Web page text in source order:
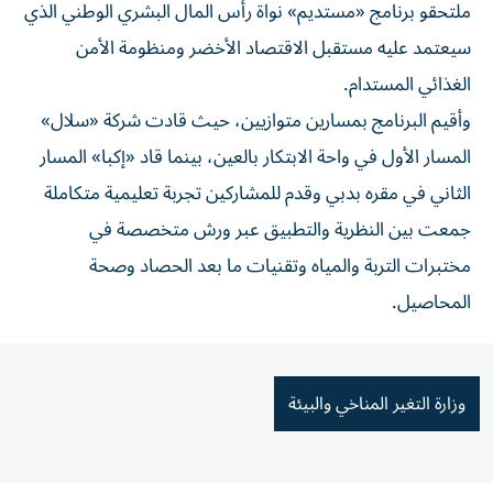
ملتحقو برنامج «مستديم» نواة رأس المال البشري الوطني الذي
سيعتمد عليه مستقبل الاقتصاد الأخضر ومنظومة الأمن
الغذائي المستدام.
وأقيم البرنامج بمسارين متوازيين، حيث قادت شركة «سلال»
المسار الأول في واحة الابتكار بالعين، بينما قاد «إكبا» المسار
الثاني في مقره بدبي وقدم للمشاركين تجربة تعليمية متكاملة
جمعت بين النظرية والتطبيق عبر ورش متخصصة في
مختبرات التربة والمياه وتقنيات ما بعد الحصاد وصحة
المحاصيل.
وزارة التغير المناخي والبيئة